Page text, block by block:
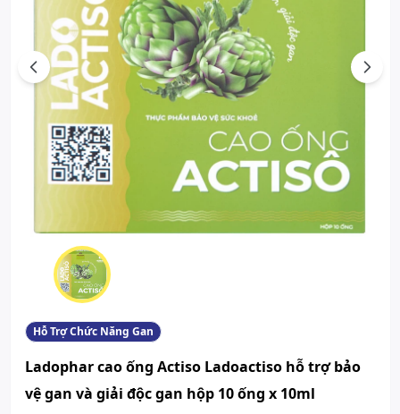
Previous Next
Hỗ Trợ Chức Năng Gan
Ladophar cao ống Actiso Ladoactiso hỗ trợ bảo
vệ gan và giải độc gan hộp 10 ống x 10ml